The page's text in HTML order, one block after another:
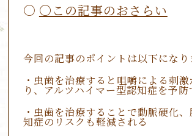
〇この記事のおさらい
今回の記事のポイントは以下になり
・虫歯を治療すると咀嚼による刺
り、アルツハイマー型認知症を予防
・虫歯を治療することで動脈硬化
知症のリスクも軽減される